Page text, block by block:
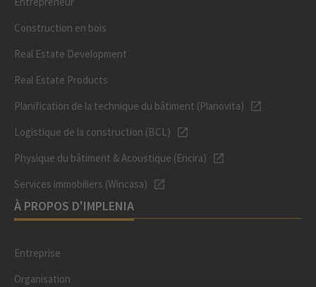
Construction en bois
Real Estate Development
Real Estate Products
Planification de la technique du bâtiment (Planovita)
Logistique de la construction (BCL)
Physique du bâtiment & Acoustique (Encira)
Services immobiliers (Wincasa)
À PROPOS D'IMPLENIA
Entreprise
Organisation